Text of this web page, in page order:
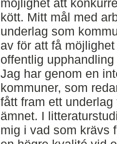
möjlighet att
kött. Mitt mål med
underlag som
av för att få
offentlig
Jag har genom en
kommuner, som
fått fram ett
ämnet. I
mig i vad som krävs